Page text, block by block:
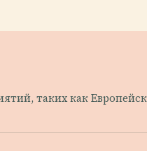
таких как